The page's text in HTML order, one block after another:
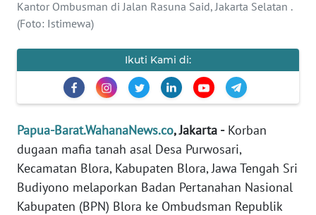
Kantor Ombusman di Jalan Rasuna Said, Jakarta Selatan .
(Foto: Istimewa)
Ikuti Kami di:
Papua-Barat.WahanaNews.co, Jakarta -Korban
dugaan mafia tanah asal Desa Purwosari,
Kecamatan Blora, Kabupaten Blora, Jawa Tengah Sri
Budiyono melaporkan Badan Pertanahan Nasional
Kabupaten (BPN) Blora ke Ombudsman Republik
INFO
PEDOMAN
MEDIA
SIBER
REDAKSI